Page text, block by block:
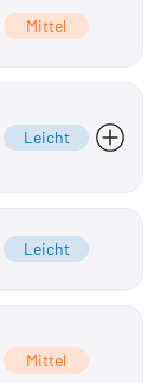
Mittel
Leicht
Leicht
Mittel